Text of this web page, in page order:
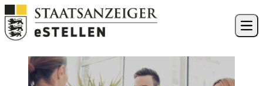
Skip to content